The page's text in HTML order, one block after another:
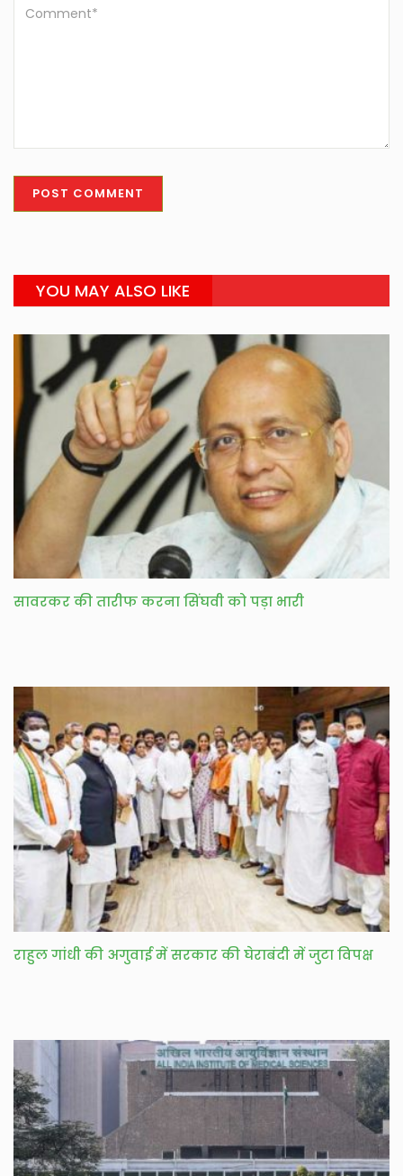
YOU MAY ALSO LIKE
सावरकर की तारीफ करना सिंघवी को पड़ा भारी
राहुल गांधी की अगुवाई में सरकार की घेराबंदी में जुटा विपक्ष